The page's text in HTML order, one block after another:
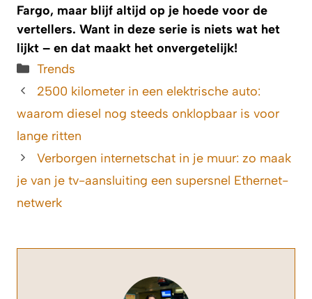
Fargo, maar blijf altijd op je hoede voor de
vertellers. Want in deze serie is niets wat het
lijkt – en dat maakt het onvergetelijk!
Categorieën
Trends
2500 kilometer in een elektrische auto:
waarom diesel nog steeds onklopbaar is voor
lange ritten
Verborgen internetschat in je muur: zo maak
je van je tv-aansluiting een supersnel Ethernet-
netwerk